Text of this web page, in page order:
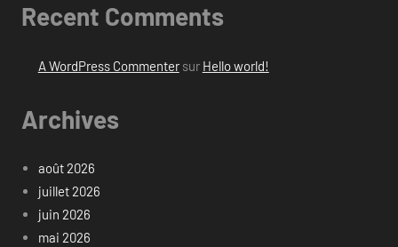
Recent Comments
A WordPress Commentersur Hello world!
Archives
août 2026
juillet 2026
juin 2026
mai 2026